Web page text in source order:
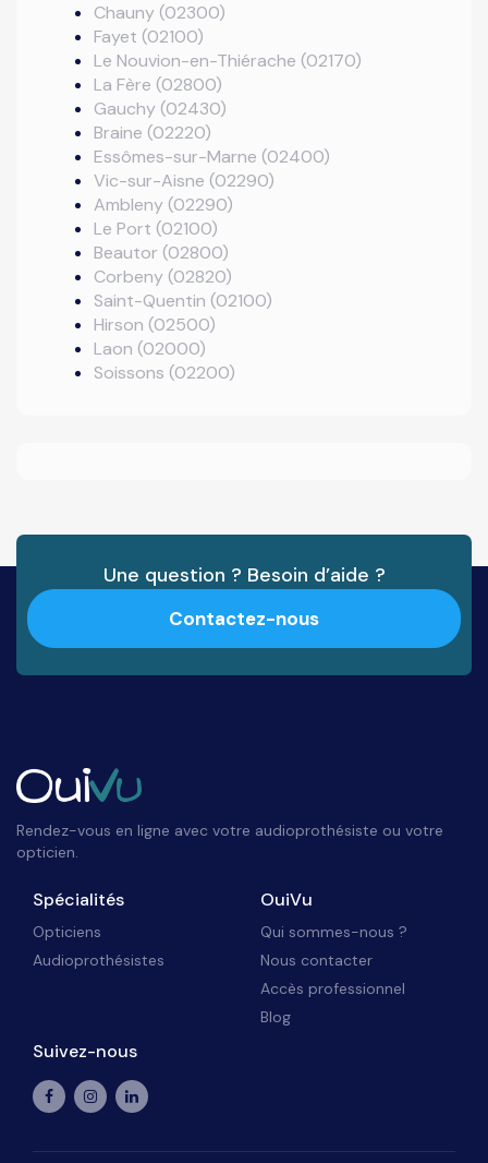
Chauny (02300)
Fayet (02100)
Le Nouvion-en-Thiérache (02170)
La Fère (02800)
Gauchy (02430)
Braine (02220)
Essômes-sur-Marne (02400)
Vic-sur-Aisne (02290)
Ambleny (02290)
Le Port (02100)
Beautor (02800)
Corbeny (02820)
Saint-Quentin (02100)
Hirson (02500)
Laon (02000)
Soissons (02200)
Une question ? Besoin d’aide ?
Contactez-nous
Rendez-vous en ligne avec votre audioprothésiste ou votre
opticien.
Spécialités
Opticiens
Audioprothésistes
OuiVu
Qui sommes-nous ?
Nous contacter
Accès professionnel
Blog
Suivez-nous